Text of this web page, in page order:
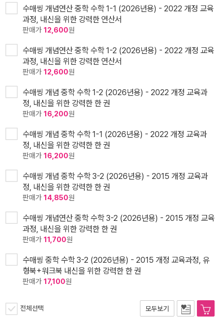
수매씽 개념연산 중학 수학 1-1 (2026년용) - 2022 개정 교육
과정, 내신을 위한 강력한 연산서
판매가 12,600원
수매씽 개념연산 중학 수학 1-2 (2026년용) - 2022 개정 교육
과정, 내신을 위한 강력한 연산서
판매가 12,600원
수매씽 개념 중학 수학 1-2 (2026년용) - 2022 개정 교육과
정, 내신을 위한 강력한 한 권
판매가 16,200원
수매씽 개념 중학 수학 1-1 (2026년용) - 2022 개정 교육과
정, 내신을 위한 강력한 한 권
판매가 16,200원
수매씽 개념 중학 수학 3-2 (2026년용) - 2015 개정 교육과
정, 내신을 위한 강력한 한 권
판매가 14,850원
수매씽 개념연산 중학 수학 3-2 (2026년용) - 2015 개정 교육
과정, 내신을 위한 강력한 한 권
판매가 11,700원
수매씽 중학 수학 3-2 (2026년용) - 2015 개정 교육과정, 유
형북+워크북 내신을 위한 강력한 한 권
판매가 17,100원
전체선택 모두보기